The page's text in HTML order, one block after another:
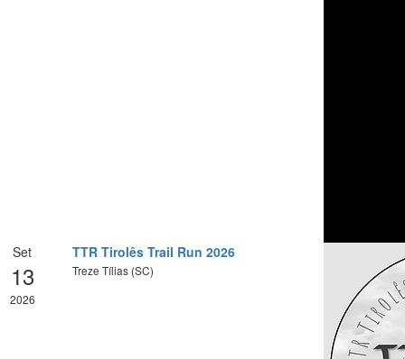
Set
13
2026
TTR Tirolês Trail Run 2026
Treze Tílias (SC)